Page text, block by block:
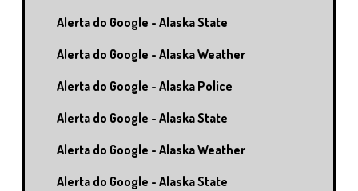
Alerta do Google - Alaska State
Alerta do Google - Alaska Weather
Alerta do Google - Alaska Police
Alerta do Google - Alaska State
Alerta do Google - Alaska Weather
Alerta do Google - Alaska State